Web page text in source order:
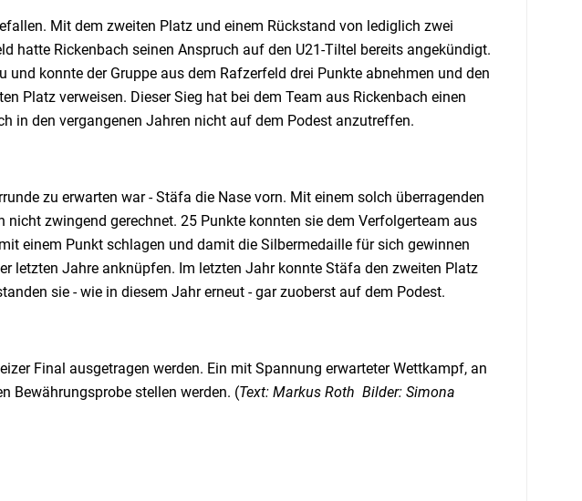
Mit dem zweiten Platz und einem Rückstand von lediglich zwei
hatte Rickenbach seinen Anspruch auf den U21-Tiltel bereits angekündigt.
konnte der Gruppe aus dem Rafzerfeld drei Punkte abnehmen und den
Platz verweisen. Dieser Sieg hat bei dem Team aus Rickenbach einen
in den vergangenen Jahren nicht auf dem Podest anzutreffen.
zu erwarten war - Stäfa die Nase vorn. Mit einem solch überragenden
nicht zwingend gerechnet. 25 Punkte konnten sie dem Verfolgerteam aus
einem Punkt schlagen und damit die Silbermedaille für sich gewinnen
letzten Jahre anknüpfen. Im letzten Jahr konnte Stäfa den zweiten Platz
sie - wie in diesem Jahr erneut - gar zuoberst auf dem Podest.
Final ausgetragen werden. Ein mit Spannung erwarteter Wettkampf, an
Bewährungsprobe stellen werden. (Text: Markus Roth Bilder: Simona